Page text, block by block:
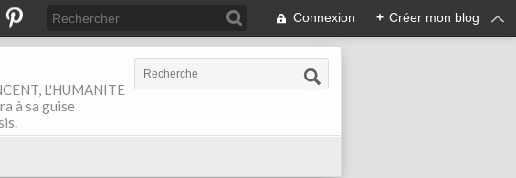
Connexion + Créer mon blog
L'HUMANITE
à sa guise